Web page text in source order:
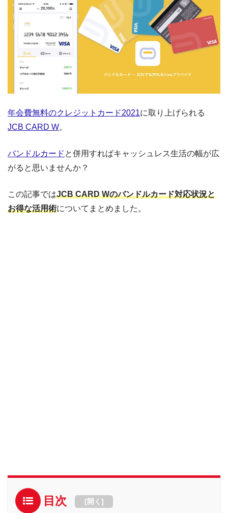
年会費無料のクレジットカード2021に取り上げられる
JCB CARD W。
バンドルカード と併用すればキャッシュレス生活の幅が広
がると思いませんか？
この記事ではJCB CARD Wのバンドルカード対応状況と
お得な活用術についてまとめました。
目次 [開く ]